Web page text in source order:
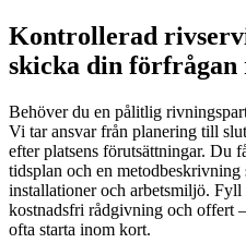
Kontrollerad
skicka din förfrågan
Behöver du en pålitlig
Vi tar ansvar från planering till
efter platsens förutsättningar. Du
tidsplan och en
installationer och arbetsmiljö.
kostnadsfri rådgivning och offert
ofta starta inom kort.